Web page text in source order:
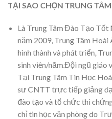
TẠI SAO CHỌN TRUNG
Là Trung Tâm Đào Tạo
năm 2009, Trung Tâm Hoài
hình thành và phát triển,
sinh viên/năm.Đội ngũ giáo
Tại Trung Tâm Tin Học
sư CNTT trực tiếp giảng
đào tạo và tổ chức thi
chỉ tin học văn phòng do